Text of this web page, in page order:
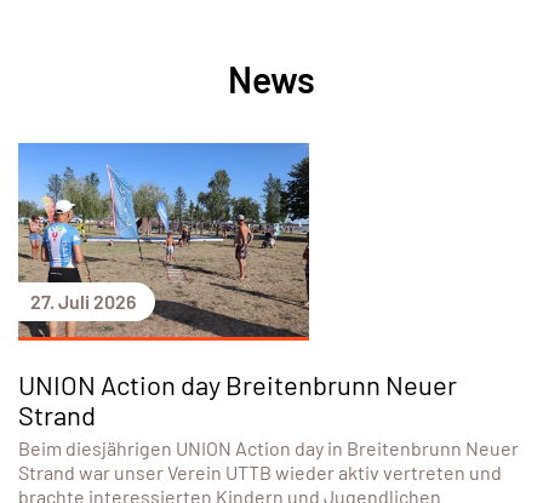
News
27. Juli 2026
UNION Action day Breitenbrunn Neuer
Strand
Beim diesjährigen UNION Action day in Breitenbrunn Neuer
Strand war unser Verein UTTB wieder aktiv vertreten und
brachte interessierten Kindern und Jugendlichen